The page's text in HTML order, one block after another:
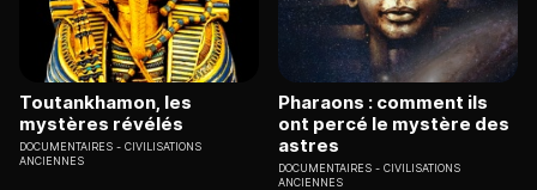
Toutankhamon, les
mystères révélés
DOCUMENTAIRES
CIVILISATIONS
ANCIENNES
Pharaons : comment ils
ont percé le mystère des
astres
DOCUMENTAIRES
CIVILISATIONS
ANCIENNES